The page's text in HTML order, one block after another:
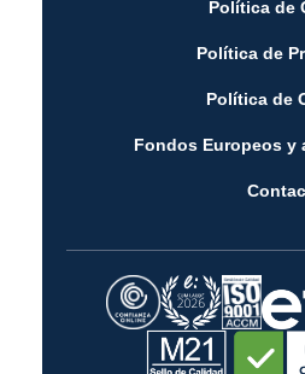
Política de
Política de
Política de
Fondos Europeos y